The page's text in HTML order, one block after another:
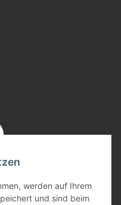
werden auf Ihrem
und sind beim